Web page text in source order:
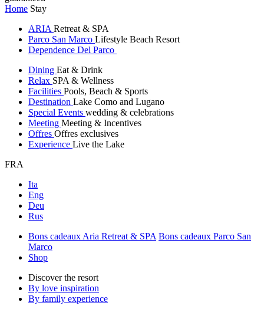
Home Stay
ARIA Retreat & SPA
Parco San Marco Lifestyle Beach Resort
Dependence Del Parco
Dining Eat & Drink
Relax SPA & Wellness
Facilities Pools, Beach & Sports
Destination Lake Como and Lugano
Special Events wedding & celebrations
Meeting Meeting & Incentives
Offres Offres exclusives
Experience Live the Lake
FRA
Ita
Eng
Deu
Rus
Bons cadeaux Aria Retreat & SPA Bons cadeaux Parco San
Marco
Shop
Discover the resort
By love inspiration
By family experience